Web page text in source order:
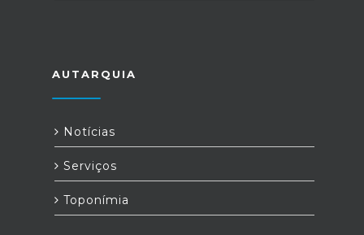
AUTARQUIA
Notícias
Serviços
Toponímia